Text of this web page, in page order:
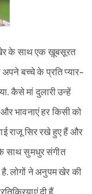
के साथ एक ख़ूबसूरत
अपने बच्चे के प्रति प्यार-
कैसे मां दुलारी उन्हें
भावनाएं हर किसी को
राजू सिर रखे हुए हैं और
के साथ सुमधुर संगीत
है. लोगों ने अनुपम खेर की